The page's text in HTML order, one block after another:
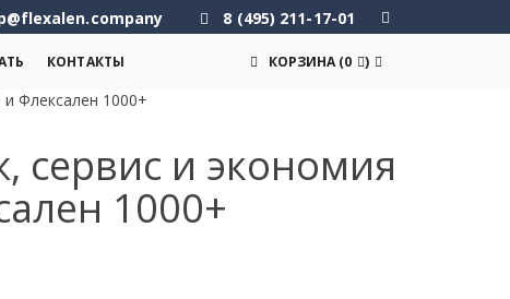
8 (495) 211-17-01
КОНТАКТЫ КОРЗИНА (0 )
Флексален 1000+
сервис и экономия
1000+